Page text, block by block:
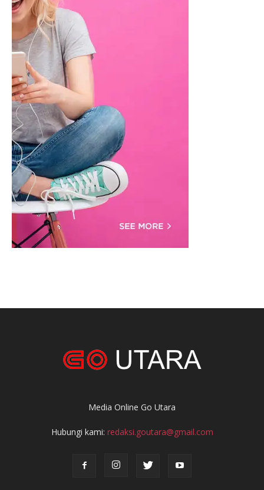
Media Online Go Utara
Hubungi kami: redaksi.goutara@gmail.com